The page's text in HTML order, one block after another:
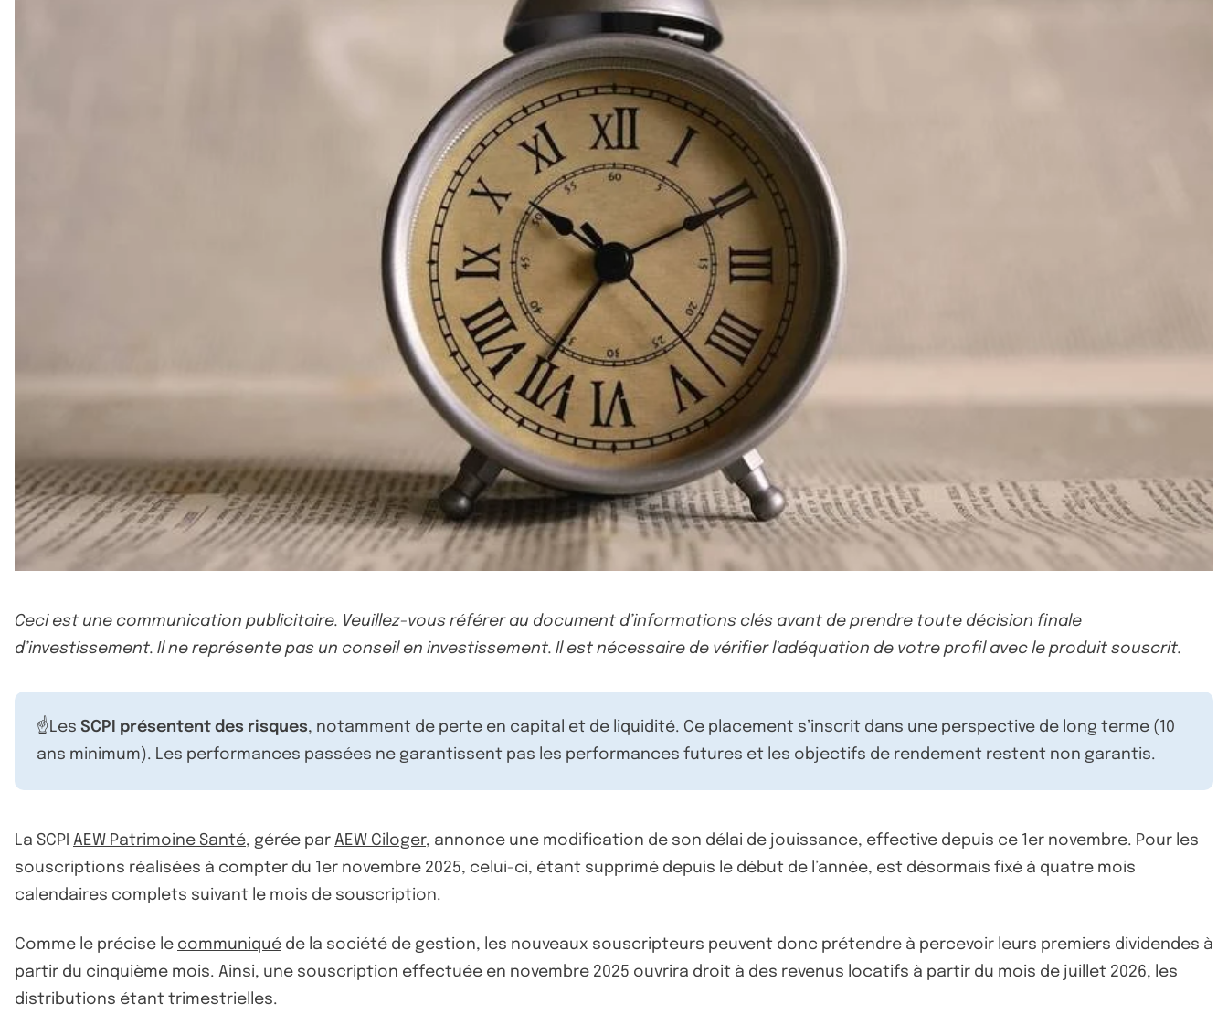
Ceci est une communication publicitaire. Veuillez-vous référer au document d’informations clés avant de prendre toute décision finale
d’investissement. Il ne représente pas un conseil en investissement. Il est nécessaire de vérifier l'adéquation de votre profil avec le produit souscrit.
☝️Les SCPI présentent des risques, notamment de perte en capital et de liquidité. Ce placement s’inscrit dans une perspective de long terme (10
ans minimum). Les performances passées ne garantissent pas les performances futures et les objectifs de rendement restent non garantis.
La SCPI AEW Patrimoine Santé, gérée par AEW Ciloger, annonce une modification de son délai de jouissance, effective depuis ce 1er novembre. Pour les
souscriptions réalisées à compter du 1er novembre 2025, celui-ci, étant supprimé depuis le début de l’année, est désormais fixé à quatre mois
calendaires complets suivant le mois de souscription.
Comme le précise le communiqué de la société de gestion, les nouveaux souscripteurs peuvent donc prétendre à percevoir leurs premiers dividendes à
partir du cinquième mois. Ainsi, une souscription effectuée en novembre 2025 ouvrira droit à des revenus locatifs à partir du mois de juillet 2026, les
distributions étant trimestrielles.